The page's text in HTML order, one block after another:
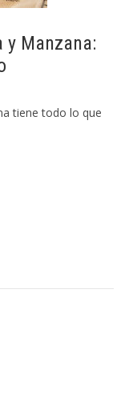
y Manzana:
tiene todo lo que